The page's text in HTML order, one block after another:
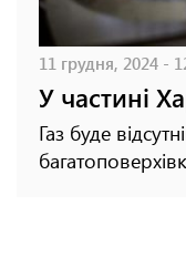
11 грудня, 2024 -
У частині
Газ буде